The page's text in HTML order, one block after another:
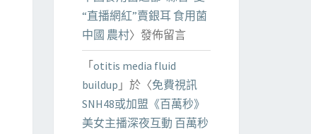
“直播網紅”賣銀耳 食用菌
中國 農村〉發佈留言
「 otitis media fluid
buildup 」於〈免費視訊
SNH48或加盟《百萬秒》
美女主播深夜互動 百萬秒